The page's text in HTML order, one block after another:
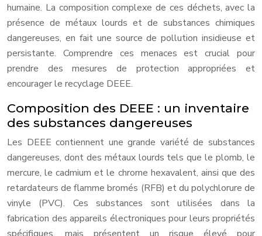
humaine. La composition complexe de ces déchets, avec la
présence de métaux lourds et de substances chimiques
dangereuses, en fait une source de pollution insidieuse et
persistante. Comprendre ces menaces est crucial pour
prendre des mesures de protection appropriées et
encourager le recyclage DEEE.
Composition des DEEE : un inventaire
des substances dangereuses
Les DEEE contiennent une grande variété de substances
dangereuses, dont des métaux lourds tels que le plomb, le
mercure, le cadmium et le chrome hexavalent, ainsi que des
retardateurs de flamme bromés (RFB) et du polychlorure de
vinyle (PVC). Ces substances sont utilisées dans la
fabrication des appareils électroniques pour leurs propriétés